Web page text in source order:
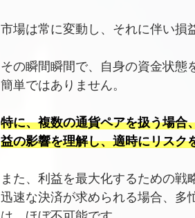
市場は常に変動し、それに伴い損
その瞬間瞬間で、自身の資金状態
簡単ではありません。
特に、複数の通貨ペアを扱う場合
益の影響を理解し、適時にリスク
また、利益を最大化するための
迅速な決済が求められる場合、多